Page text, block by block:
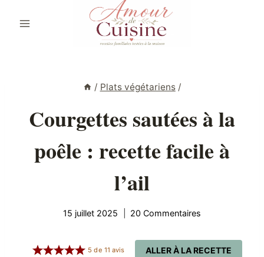
/ Plats végétariens /
Courgettes sautées à la
poêle : recette facile à
l’ail
15 juillet 2025 20 Commentaires
ALLER À LA RECETTE
5 de 11 avis